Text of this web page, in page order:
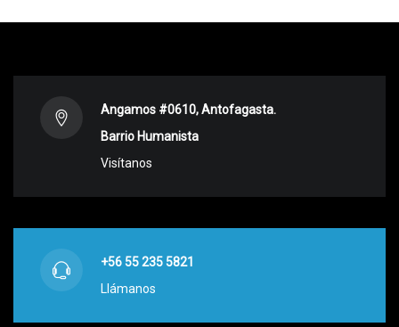
Angamos #0610, Antofagasta.
Barrio Humanista
Visítanos
+56 55 235 5821
Llámanos